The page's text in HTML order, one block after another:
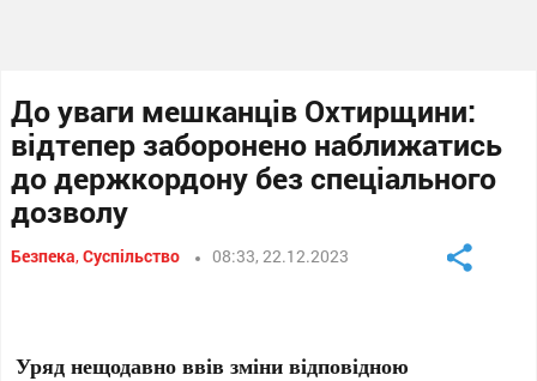
До уваги мешканців Охтирщини:
відтепер заборонено наближатись
до держкордону без спеціального
дозволу
Безпека,Суспільство 08:33, 22.12.2023
Уряд нещодавно ввів зміни відповідною